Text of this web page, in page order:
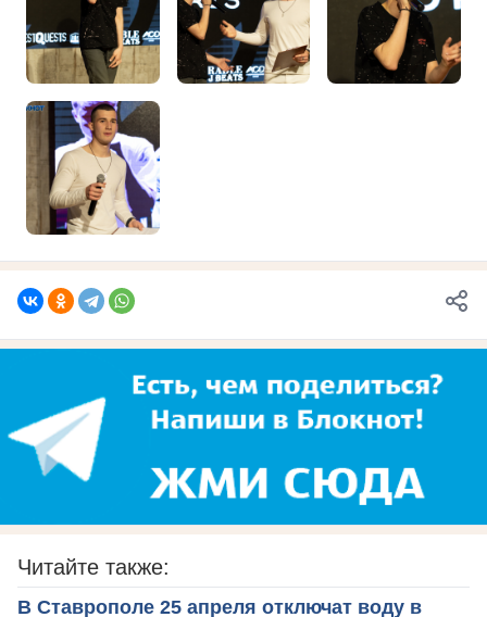
Читайте также:
В Ставрополе 25 апреля отключат воду в